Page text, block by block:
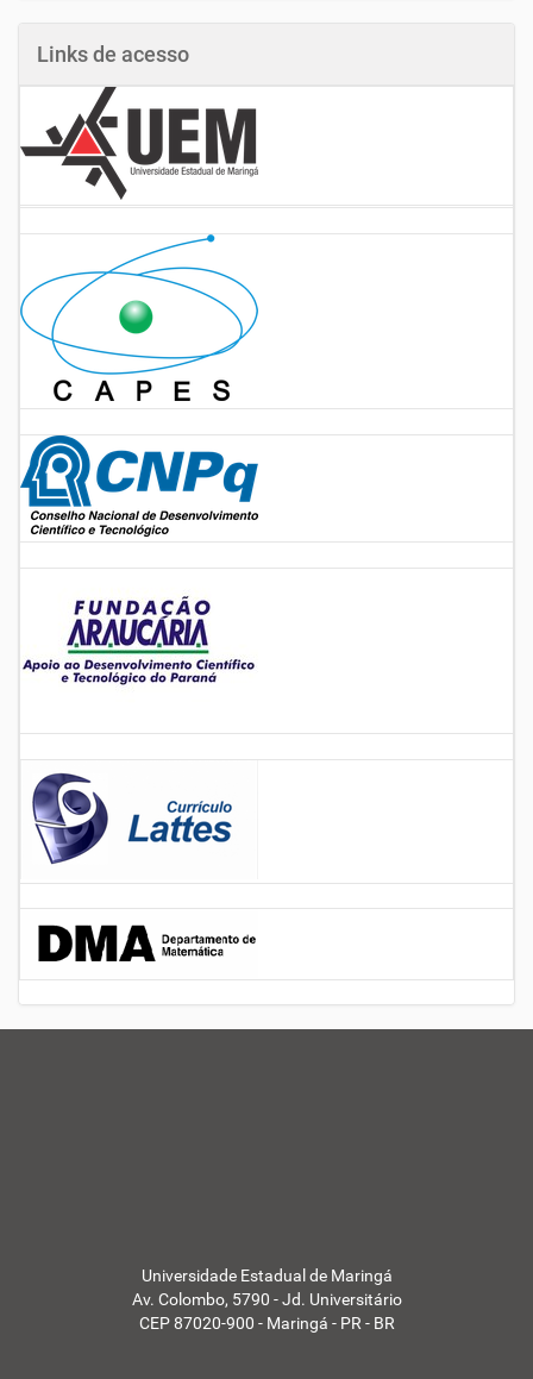
Links de acesso
Universidade Estadual de Maringá
Av. Colombo, 5790 - Jd. Universitário
CEP 87020-900 - Maringá - PR - BR